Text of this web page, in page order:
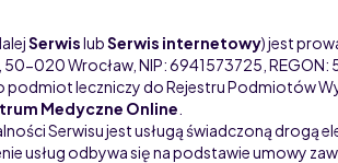
SerwislubSerwis internetowy) jest
50-020 Wrocław, NIP: 6941573725,
podmiot leczniczy do Rejestru Podmiotów
Medyczne Online
Serwisu jest usługą świadczoną drogą
usług odbywa się na podstawie umowy